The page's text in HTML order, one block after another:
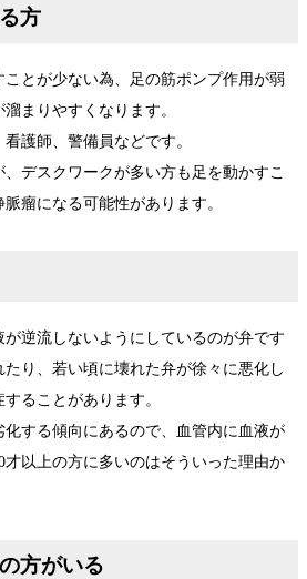
方
とが少ない為、足の筋ポンプ作用が弱
まりやすくなります。
護師、警備員などです。
デスクワークが多い方も足を動かすこ
瘤になる可能性があります。
逆流しないようにしているのが弁です
り、若い頃に壊れた弁が徐々に悪化し
ることがあります。
化する傾向にあるので、血管内に血液が
以上の方に多いのはそういった理由か
方がいる